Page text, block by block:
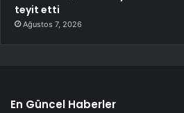
teyit etti
Ağustos 7, 2026
En Güncel Haberler